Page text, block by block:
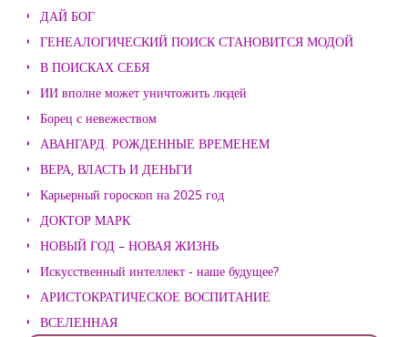
ДАЙ БОГ
ГЕНЕАЛОГИЧЕСКИЙ ПОИСК СТАНОВИТСЯ МОДОЙ
В ПОИСКАХ СЕБЯ
ИИ вполне может уничтожить людей
Борец с невежеством
АВАНГАРД. РОЖДЕННЫЕ ВРЕМЕНЕМ
ВЕРА, ВЛАСТЬ И ДЕНЬГИ
Карьерный гороскоп на 2025 год
ДОКТОР МАРК
НОВЫЙ ГОД – НОВАЯ ЖИЗНЬ
Искусственный интеллект - наше будущее?
АРИСТОКРАТИЧЕСКОЕ ВОСПИТАНИЕ
ВСЕЛЕННАЯ